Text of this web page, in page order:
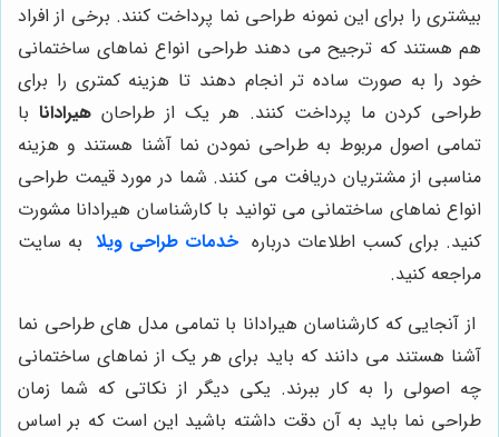
بیشتری را برای این نمونه طراحی نما پرداخت کنند. برخی از افراد
هم هستند که ترجیح می دهند طراحی انواع نماهای ساختمانی
خود را به صورت ساده تر انجام دهند تا هزینه کمتری را برای
طراحی کردن ما پرداخت کنند. هر یک از طراحان هیرادانابا
تمامی اصول مربوط به طراحی نمودن نما آشنا هستند و هزینه
مناسبی از مشتریان دریافت می‌ کنند. شما در مورد قیمت طراحی
انواع نماهای ساختمانی می توانید با کارشناسان هیرادانا مشورت
کنید. برای کسب اطلاعات درباره خدمات طراحی ویلا به سایت
مراجعه کنید.
از آنجایی که کارشناسان هیرادانا با تمامی مدل های طراحی نما
آشنا هستند می‌ دانند که باید برای هر یک از نماهای ساختمانی
چه اصولی را به کار ببرند. یکی دیگر از نکاتی که شما زمان
طراحی نما باید به آن دقت داشته باشید این است که بر اساس